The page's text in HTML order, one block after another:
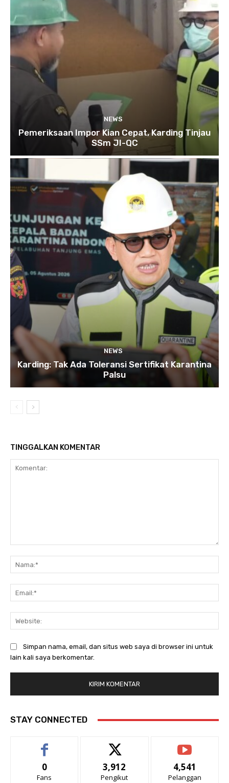
NEWS
Pemeriksaan Impor Kian Cepat, Karding Tinjau
SSm JI-QC
NEWS
Karding: Tak Ada Toleransi Sertifikat Karantina
Palsu
TINGGALKAN KOMENTAR
Simpan nama, email, dan situs web saya di browser ini untuk
lain kali saya berkomentar.
STAY CONNECTED
0
Fans
3,912
Pengikut
4,541
Pelanggan